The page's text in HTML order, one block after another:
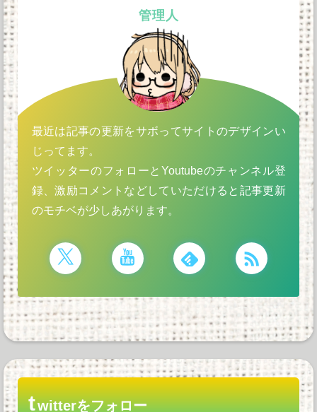
管理人
最近は記事の更新をサボってサイトのデザインい
じってます。
ツイッターのフォローとYoutubeのチャンネル登
録、激励コメントなどしていただけると記事更新
のモチベが少しあがります。
twitterをフォロー